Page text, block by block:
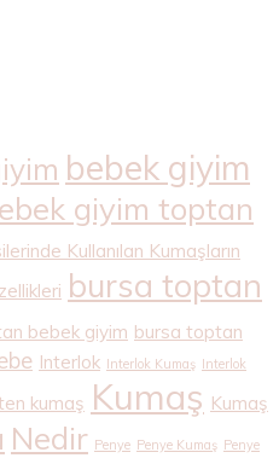
bebek giyim
giyim toptan
Kullanılan Kumaşların
bursa toptan
bebek giyim bursa toptan
Interlok Interlok Kumaş Interlok
kumaş Kumaş Kumaş
Nedir Penye Penye Kumaş Penye